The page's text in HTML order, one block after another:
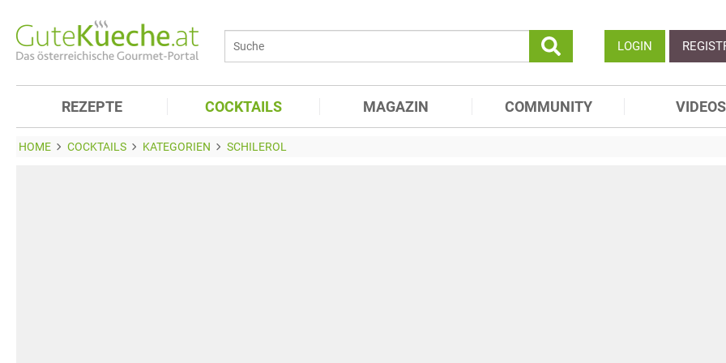
LOGIN
REZEPTE COCKTAILS MAGAZIN COMMUNITY VIDEOS
HOME COCKTAILS KATEGORIEN SCHILEROL